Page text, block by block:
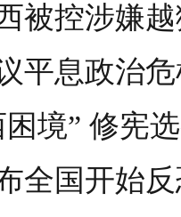
被控涉嫌
平息政治
境” 修宪
全国开始